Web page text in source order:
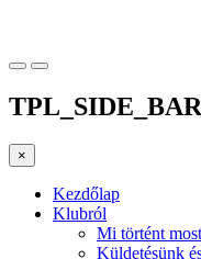
TPL_SIDE_BAR
×
Kezdőlap
Klubról
Mi történt
Küldetésünk